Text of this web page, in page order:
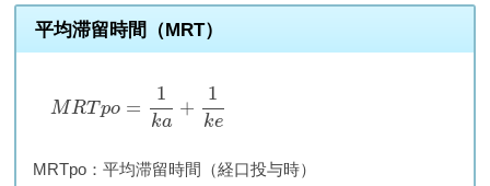
平均滞留時間（MRT）
MRTpo =
1
ka
+
1
ke
MRTpo：平均滞留時間（経口投与時）